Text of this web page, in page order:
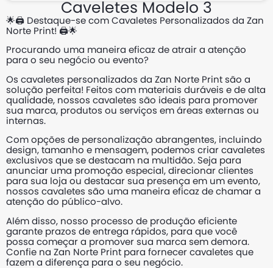
Caveletes Modelo 3
🌟🖨️ Destaque-se com Cavaletes Personalizados da Zan
Norte Print! 🖨️🌟
Procurando uma maneira eficaz de atrair a atenção
para o seu negócio ou evento?
Os cavaletes personalizados da Zan Norte Print são a
solução perfeita! Feitos com materiais duráveis e de alta
qualidade, nossos cavaletes são ideais para promover
sua marca, produtos ou serviços em áreas externas ou
internas.
Com opções de personalização abrangentes, incluindo
design, tamanho e mensagem, podemos criar cavaletes
exclusivos que se destacam na multidão. Seja para
anunciar uma promoção especial, direcionar clientes
para sua loja ou destacar sua presença em um evento,
nossos cavaletes são uma maneira eficaz de chamar a
atenção do público-alvo.
Além disso, nosso processo de produção eficiente
garante prazos de entrega rápidos, para que você
possa começar a promover sua marca sem demora.
Confie na Zan Norte Print para fornecer cavaletes que
fazem a diferença para o seu negócio.